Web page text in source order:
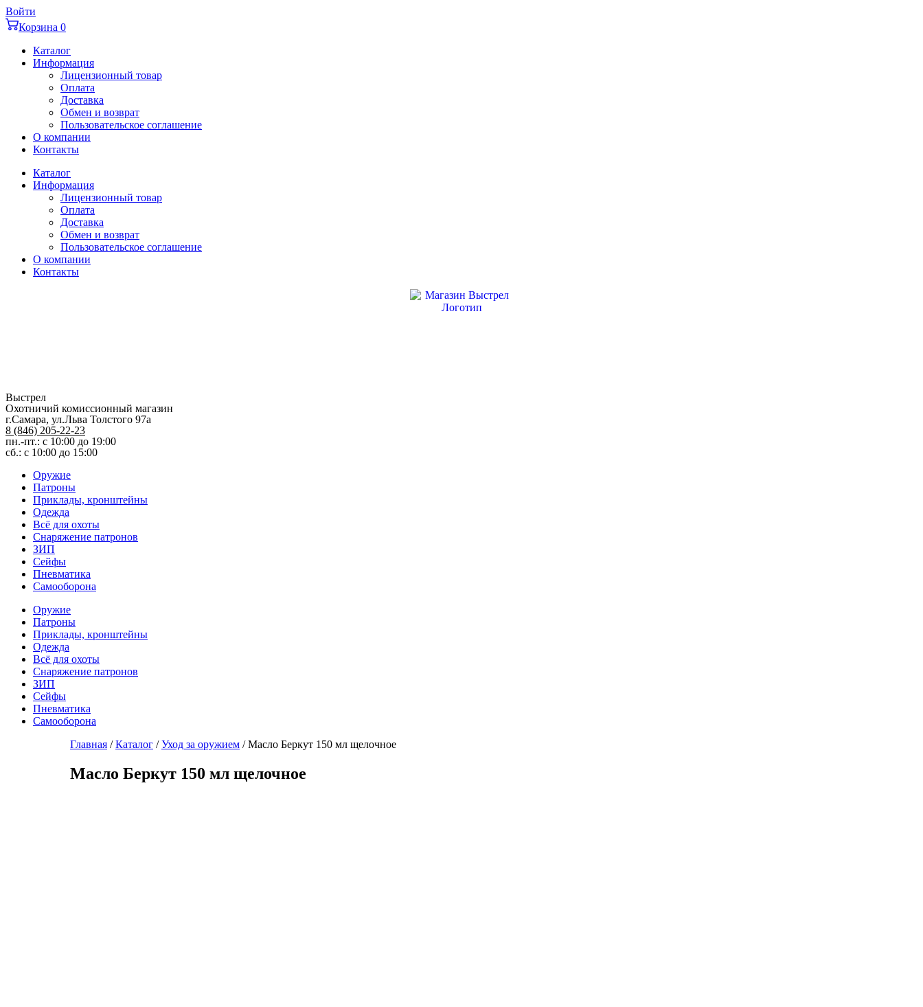
Перейти
к
содержимому
Войти
Корзина 0
Каталог
Информация
Лицензионный товар
Оплата
Доставка
Обмен и возврат
Пользовательское соглашение
О компании
Контакты
Каталог
Информация
Лицензионный товар
Оплата
Доставка
Обмен и возврат
Пользовательское соглашение
О компании
Контакты
Выстрел
Охотничий комиссионный магазин
г.Самара, ул.Льва Толстого 97а
8 (846) 205-22-23
пн.-пт.: с 10:00 до 19:00
сб.: с 10:00 до 15:00
Оружие
Патроны
Приклады, кронштейны
Одежда
Всё для охоты
Снаряжение патронов
ЗИП
Сейфы
Пневматика
Самооборона
Оружие
Патроны
Приклады, кронштейны
Одежда
Всё для охоты
Снаряжение патронов
ЗИП
Сейфы
Пневматика
Самооборона
Главная /Каталог /Уход за оружием / Масло Беркут 150 мл щелочное
Масло Беркут 150 мл щелочное